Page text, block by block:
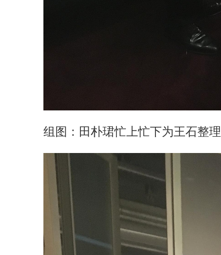
组图：田朴珺忙上忙下为王石整